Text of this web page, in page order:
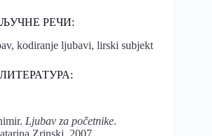
РЕЧИ:
kodiranje ljubavi, lirski subjekt
ЛИТЕРАТУРА:
Ljubav za početnike.
Zrinski, 2007.